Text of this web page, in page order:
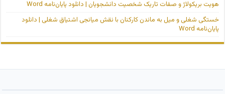
هویت بریکولاژ و صفات تاریک شخصیت دانشجویان | دانلود پایان‌نامه Word
خستگی شغلی و میل به ماندن کارکنان با نقش میانجی اشتیاق شغلی | دانلود
پایان‌نامه Word